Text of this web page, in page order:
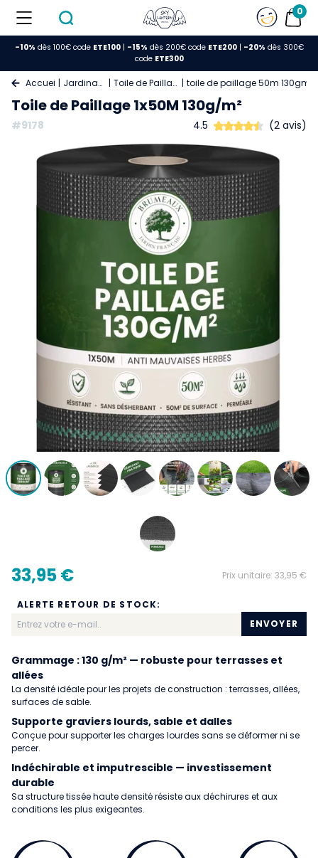
0
-10% dès 100€ code ETE100| -15% dès 200€ code ETE200| -20% dès 300€
code ETE300
Accueil Jardinage Toile de Paillage toile de paillage 50m 130gm2
Toile de Paillage 1x50M 130g/m²
#9178 4.5 (2 avis)
33,95 € Prix unitaire: 33,95 €
ALERTE RETOUR DE STOCK:
ENVOYER
Grammage : 130 g/m² — robuste pour terrasses et
allées
La densité idéale pour les projets de construction : terrasses, allées,
surfaces de sable.
Supporte graviers lourds, sable et dalles
Conçue pour supporter les charges lourdes sans se déformer ni se
percer.
Indéchirable et imputrescible — investissement
durable
Sa structure tissée haute densité résiste aux déchirures et aux
conditions les plus exigeantes.